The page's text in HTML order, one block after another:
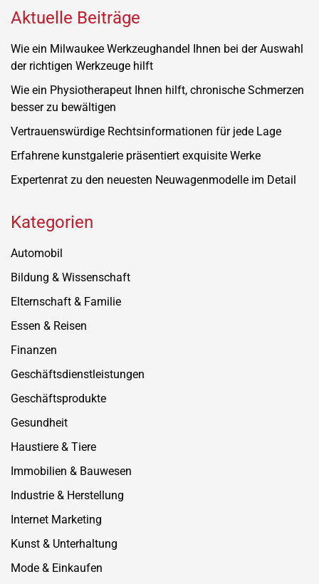
Aktuelle Beiträge
Wie ein Milwaukee Werkzeughandel Ihnen bei der Auswahl
der richtigen Werkzeuge hilft
Wie ein Physiotherapeut Ihnen hilft, chronische Schmerzen
besser zu bewältigen
Vertrauenswürdige Rechtsinformationen für jede Lage
Erfahrene kunstgalerie präsentiert exquisite Werke
Expertenrat zu den neuesten Neuwagenmodelle im Detail
Kategorien
Automobil
Bildung & Wissenschaft
Elternschaft & Familie
Essen & Reisen
Finanzen
Geschäftsdienstleistungen
Geschäftsprodukte
Gesundheit
Haustiere & Tiere
Immobilien & Bauwesen
Industrie & Herstellung
Internet Marketing
Kunst & Unterhaltung
Mode & Einkaufen